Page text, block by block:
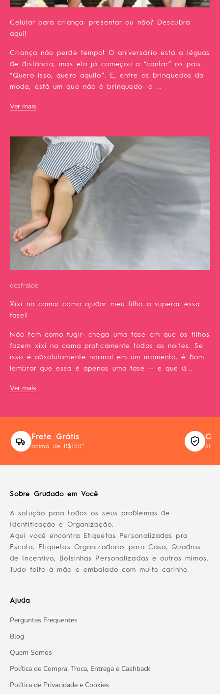
Celular para criança: presentar ou não? Descubra
aqui!
Criança não perde tempo! O aniversário está a léguas
de distância, mas ela já começou a “cantar” os pais.
“Quero isso, quero aquilo”. E, entre os brinquedos da
moda, está um que não é brinquedo: o ...
Ver mais
desfralde
Xixi na cama: como ajudar meu filho a superar essa
fase?
Não tem como fugir: chega uma fase em que os filhos
fazem xixi na cama praticamente todas as noites. Se
isso é absolutamente normal em um momento, é bom
lembrar que essa é apenas uma fase — e que d...
Ver mais
Frete Grátis
acima de R$150* Site
Sobre Grudado em Você
A solução para todos os seus problemas de
Identificação e Organização.
Aqui você encontra Etiquetas Personalizadas pra
Escola, Etiquetas Organizadoras para Casa, Quadros
de Incentivo, Bolsinhas Personalizadas e outros mimos.
Tudo feito à mão e embalado com muito carinho.
Ajuda
Perguntas Frequentes
Blog
Quem Somos
Política de Compra, Troca, Entrega e Cashback
Política de Privacidade e Cookies